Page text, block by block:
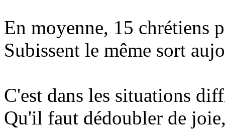
En moyenne, 15 chrétiens
Subissent le même sort
C'est dans les situations
Qu'il faut dédoubler de